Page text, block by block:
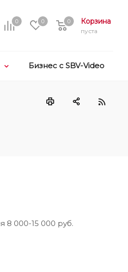
0 0 Корзина
пуста
0
Бизнес с SBV-Video
8 000-15 000 руб.